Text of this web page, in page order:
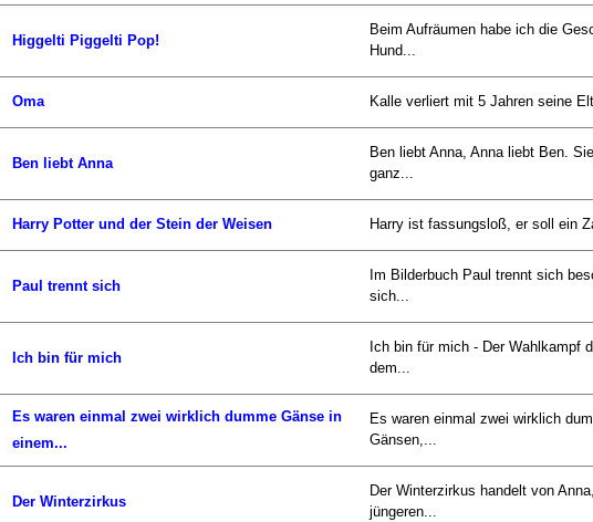
Higgelti Piggelti Pop!
Beim Aufräumen habe ich die
Hund...
Oma Kalle verliert mit 5 Jahren seine
Ben liebt Anna
Ben liebt Anna, Anna liebt Ben.
ganz...
Harry Potter und der Stein der Weisen Harry ist fassungsloß, er soll ein
Paul trennt sich
Im Bilderbuch Paul trennt sich
sich...
Ich bin für mich
Ich bin für mich - Der Wahlkampf
dem...
Es waren einmal zwei wirklich dumme Gänse in
einem...
Es waren einmal zwei wirklich
Gänsen,...
Der Winterzirkus
Der Winterzirkus handelt von
jüngeren...